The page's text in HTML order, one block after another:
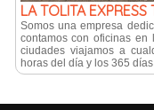
LA TOLITA EXPRESS
Somos una empresa
contamos con oficinas
ciudades viajamos a
horas del día y los 365